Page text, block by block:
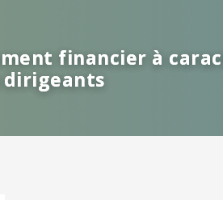
financier à
dirigeants
financier à
dirigeants